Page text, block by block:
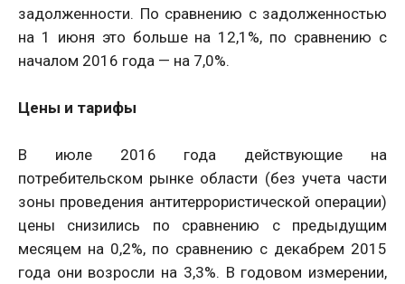
задолженности. По сравнению с задолженностью
на 1 июня это больше на 12,1%, по сравнению с
началом 2016 года — на 7,0%.
Цены и тарифы
В июле 2016 года действующие на
потребительском рынке области (без учета части
зоны проведения антитеррористической операции)
цены снизились по сравнению с предыдущим
месяцем на 0,2%, по сравнению с декабрем 2015
года они возросли на 3,3%. В годовом измерении,